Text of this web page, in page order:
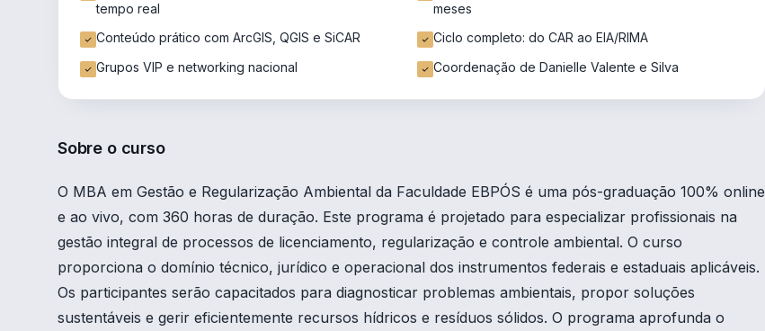
tempo real
meses
Conteúdo prático com ArcGIS, QGIS e SiCAR
Ciclo completo: do CAR ao EIA/RIMA
Grupos VIP e networking nacional
Coordenação de Danielle Valente e Silva
Sobre o curso
O MBA em Gestão e Regularização Ambiental da Faculdade EBPÓS é uma pós-graduação 100% online
e ao vivo, com 360 horas de duração. Este programa é projetado para especializar profissionais na
gestão integral de processos de licenciamento, regularização e controle ambiental. O curso
proporciona o domínio técnico, jurídico e operacional dos instrumentos federais e estaduais aplicáveis.
Os participantes serão capacitados para diagnosticar problemas ambientais, propor soluções
sustentáveis e gerir eficientemente recursos hídricos e resíduos sólidos. O programa aprofunda o